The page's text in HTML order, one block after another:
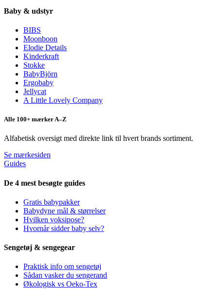
Baby & udstyr
BIBS
Moonboon
Elodie Details
Kinderkraft
Stokke
BabyBjörn
Ergobaby
Jellycat
A Little Lovely Company
Alle 100+ mærker A–Z
Alfabetisk oversigt med direkte link til hvert brands sortiment.
Se mærkesiden
Guides
De 4 mest besøgte guides
Gratis babypakker
Babydyne mål & størrelser
Hvilken voksipose?
Hvornår sidder baby selv?
Sengetøj & sengegear
Praktisk info om sengetøj
Sådan vasker du sengerand
Økologisk vs Oeko-Tex